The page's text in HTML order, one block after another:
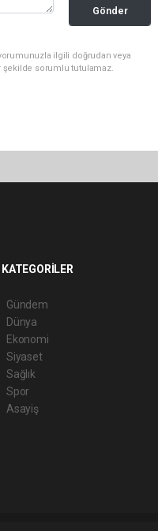
Gönder
ilgili doğrudan veya
şekilde sorumlu tutulamaz.
KATEGORİLER
Gündem
Dünya
Ekonomi
Siyaset
Sağlık
Spor
Asayiş